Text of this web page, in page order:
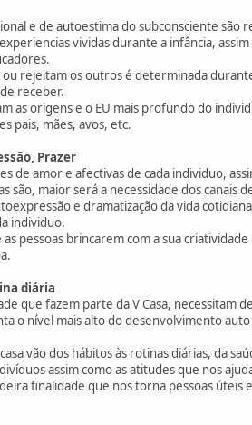
e de autoestima do subconsciente são
vividas durante a infância,
rejeitam os outros é determinada
receber.
as origens e o EU mais profundo do
pais, mães, avos, etc.
Prazer
de amor e afectivas de cada individuo,
são, maior será a necessidade dos
e dramatização da vida
individuo.
pessoas brincarem com a sua
diária
que fazem parte da V Casa, necessitam
o nível mais alto do desenvolvimento
vão dos hábitos às rotinas diárias, da
assim como as atitudes que nos
finalidade que nos torna pessoas